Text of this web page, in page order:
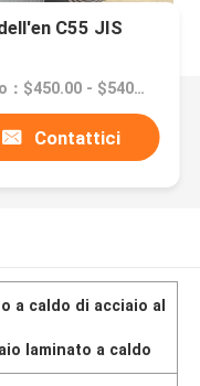
C55 JIS
Prezzo：$450.00 - $540.00/Tons
Contattici
a caldo di acciaio al
laminato a caldo